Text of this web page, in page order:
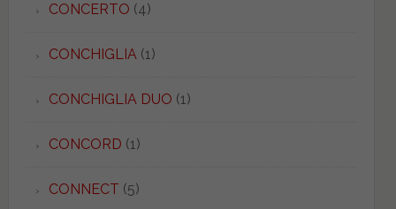
CONCERTO (4)
CONCHIGLIA(1)
CONCHIGLIA DUO (1)
CONCORD (1)
CONNECT (5)